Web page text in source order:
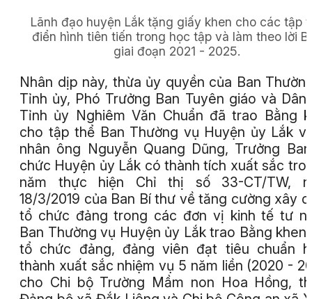
Lãnh đạo huyện Lắk tặng giấy khen cho các tập
điển hình tiên tiến trong học tập và làm theo lời
giai đoạn 2021 - 2025.
Nhân dịp này, thừa ủy quyền của Ban
Tỉnh ủy, Phó Trưởng Ban Tuyên giáo và Dân
Tỉnh ủy Nghiêm Văn Chuẩn đã trao Bằng
cho tập thể Ban Thường vụ Huyện ủy Lắk
nhân ông Nguyễn Quang Dũng, Trưởng
chức Huyện ủy Lắk có thành tích xuất sắc
năm thực hiện Chỉ thị số 33-CT/TW,
18/3/2019 của Ban Bí thư về tăng cường xây
tổ chức đảng trong các đơn vị kinh tế tư
Ban Thường vụ Huyện ủy Lắk trao Bằng khen
tổ chức đảng, đảng viên đạt tiêu chuẩn
thành xuất sắc nhiệm vụ 5 năm liền (2020 -
cho Chi bộ Trường Mầm non Hoa Hồng,